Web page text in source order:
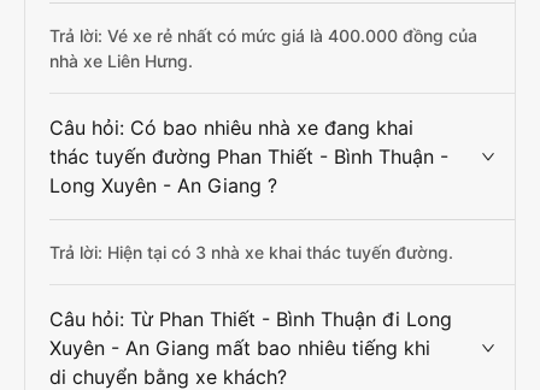
Trả lời: Vé xe rẻ nhất có mức giá là 400.000 đồng của
nhà xe Liên Hưng.
Câu hỏi: Có bao nhiêu nhà xe đang khai
thác tuyến đường Phan Thiết - Bình Thuận -
Long Xuyên - An Giang ?
Trả lời: Hiện tại có 3 nhà xe khai thác tuyến đường.
Câu hỏi: Từ Phan Thiết - Bình Thuận đi Long
Xuyên - An Giang mất bao nhiêu tiếng khi
di chuyển bằng xe khách?